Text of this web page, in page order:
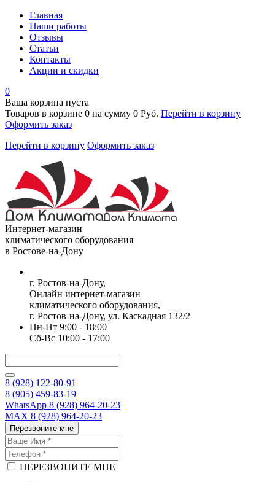
Главная
Наши работы
Отзывы
Статьи
Контакты
Акции и скидки
0
Ваша корзина пуста
Товаров в корзине 0 на сумму 0 Руб. Перейти в корзину
Оформить заказ
Перейти в корзину Оформить заказ
Интернет-магазин
климатического оборудования
в Ростове-на-Дону
г. Ростов-на-Дону,
Онлайн интернет-магазин
климатического оборудования,
г. Ростов-на-Дону, ул. Каскадная 132/2
Пн-Пт 9:00 - 18:00
Сб-Вс 10:00 - 17:00
8 (928) 122-80-91
8 (905) 459-83-19
WhatsApp 8 (928) 964-20-23
MAX 8 (928) 964-20-23
Перезвоните мне
ПЕРЕЗВОНИТЕ МНЕ